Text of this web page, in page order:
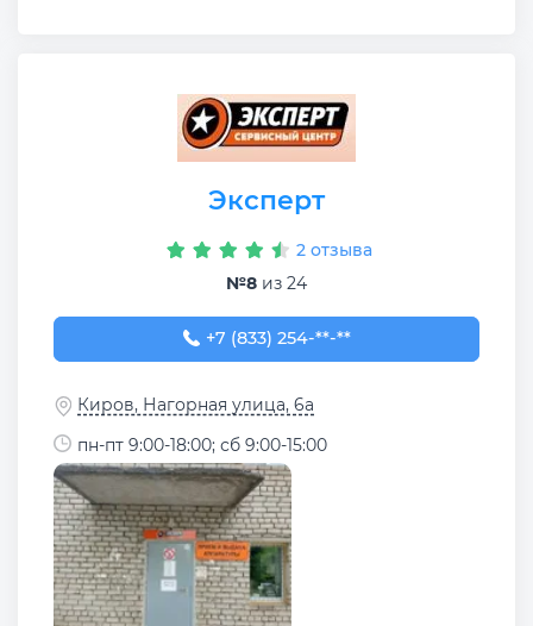
Эксперт
2 отзыва
№8 из 24
+7 (833) 254-05-97
+7 (833) 254-**-**
Киров, Нагорная улица, 6а
пн-пт 9:00-18:00; сб 9:00-15:00